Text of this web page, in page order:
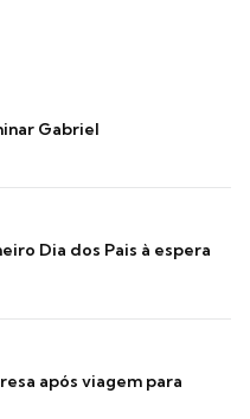
Gabriel
Dia dos Pais à espera
após viagem para